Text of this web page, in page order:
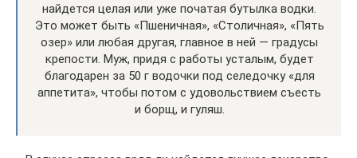
найдется целая или уже початая бутылка водки.
Это может быть «Пшеничная», «Столичная», «Пять
озер» или любая другая, главное в ней — градусы
крепости. Муж, придя с работы усталым, будет
благодарен за 50 г водочки под селедочку «для
аппетита», чтобы потом с удовольствием съесть
и борщ, и гуляш.